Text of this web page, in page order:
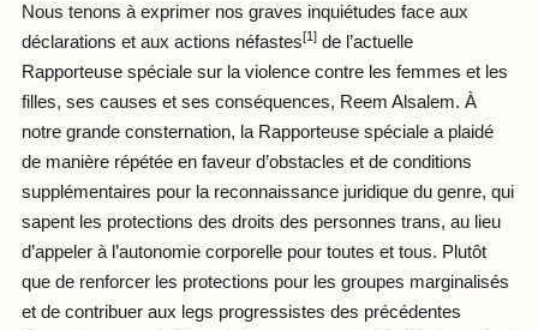
Nous tenons à exprimer nos graves inquiétudes face aux
déclarations et aux actions néfastes[1]de l’actuelle
Rapporteuse spéciale sur la violence contre les femmes et les
filles, ses causes et ses conséquences, Reem Alsalem. À
notre grande consternation, la Rapporteuse spéciale a plaidé
de manière répétée en faveur d’obstacles et de conditions
supplémentaires pour la reconnaissance juridique du genre, qui
sapent les protections des droits des personnes trans, au lieu
d’appeler à l’autonomie corporelle pour toutes et tous. Plutôt
que de renforcer les protections pour les groupes marginalisés
et de contribuer aux legs progressistes des précédentes